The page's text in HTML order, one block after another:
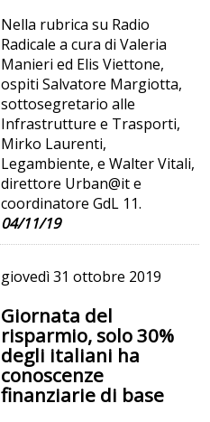
Nella rubrica su Radio
Radicale a cura di Valeria
Manieri ed Elis Viettone,
ospiti Salvatore Margiotta,
sottosegretario alle
Infrastrutture e Trasporti,
Mirko Laurenti,
Legambiente, e Walter Vitali,
direttore Urban@it e
coordinatore GdL 11.
04/11/19
giovedì31 ottobre 2019
Giornata del
risparmio, solo 30%
degli italiani ha
conoscenze
finanziarie di base